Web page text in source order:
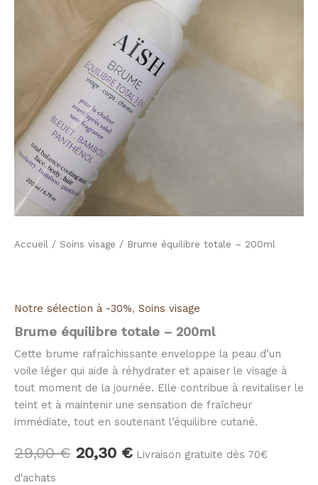
Accueil / Soins visage / Brume équilibre totale – 200ml
Notre sélection à -30%, Soins visage
Brume équilibre totale – 200ml
Cette brume rafraîchissante enveloppe la peau d’un
voile léger qui aide à réhydrater et apaiser le visage à
tout moment de la journée. Elle contribue à revitaliser le
teint et à maintenir une sensation de fraîcheur
immédiate, tout en soutenant l’équilibre cutané.
29,00€
était :
29,00 €.
20,30 €
20,30 €.
Livraison gratuite dès 70€
d'achats